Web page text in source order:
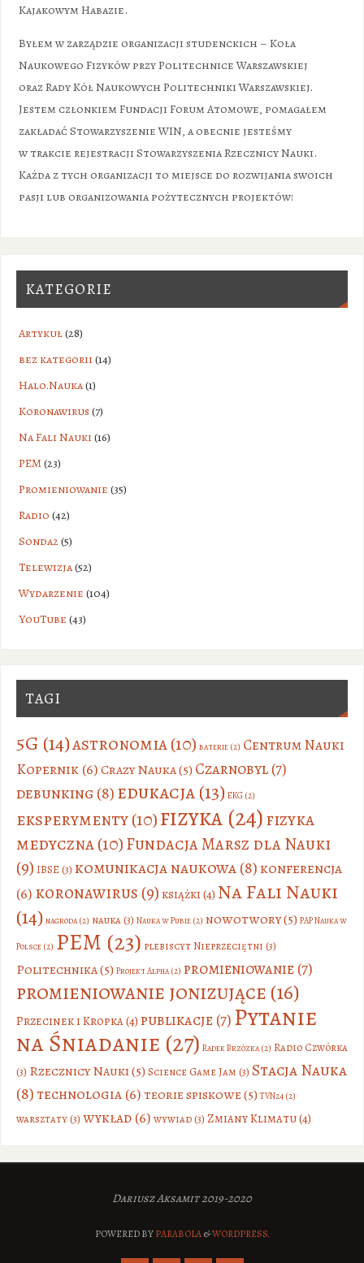
Kajakowym Habazie.
Byłem w zarządzie organizacji studenckich – Koła
Naukowego Fizyków przy Politechnice Warszawskiej
oraz Rady Kół Naukowych Politechniki Warszawskiej.
Jestem członkiem Fundacji Forum Atomowe, pomagałem
zakładać Stowarzyszenie WIN, a obecnie jesteśmy
w trakcie rejestracji Stowarzyszenia Rzecznicy Nauki.
Każda z tych organizacji to miejsce do rozwijania swoich
pasji lub organizowania pożytecznych projektów!
KATEGORIE
Artykuł(28)
bez kategorii (14)
Halo.Nauka(1)
Koronawirus (7)
Na Fali Nauki (16)
PEM(23)
Promieniowanie (35)
Radio (42)
Sonda2(5)
Telewizja(52)
Wydarzenie (104)
YouTube (43)
TAGI
5G (14)astronomia(10) baterie(2) Centrum Nauki
Kopernik(6)Crazy Nauka(5)Czarnobyl(7)
debunking (8)edukacja(13) EKG(2)
eksperymenty(10)fizyka(24)fizyka
medyczna(10)Fundacja Marsz dla Nauki
(9) IBSE(3) komunikacja naukowa(8) konferencja
(6) koronawirus (9) książki (4) Na Fali Nauki
(14) nagroda(2) nauka(3) Nauka w Pubie(2) nowotwory(5) PAP Nauka w
Polsce(2) PEM (23) plebiscyt Nieprzeciętni (3)
Politechnika(5) Projekt Alpha(2) promieniowanie(7)
promieniowanie jonizujące (16)
Przecinek i Kropka(4) publikacje(7) Pytanie
na Śniadanie (27) Radek Brzózka(2) Radio Czwórka
(3) Rzecznicy Nauki(5)Science Game Jam (3) Stacja Nauka
(8) technologia(6) teorie spiskowe(5) TVN24(2)
warsztaty(3) wykład(6) wywiad(3) Zmiany Klimatu(4)
Dariusz Aksamit 2019-2020
POWERED BYPARABOLA&WORDPRESS.